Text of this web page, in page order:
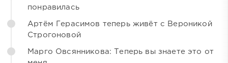
понравилась
Артём Герасимов теперь живёт с Вероникой
Строгоновой
Марго Овсянникова: Теперь вы знаете это от